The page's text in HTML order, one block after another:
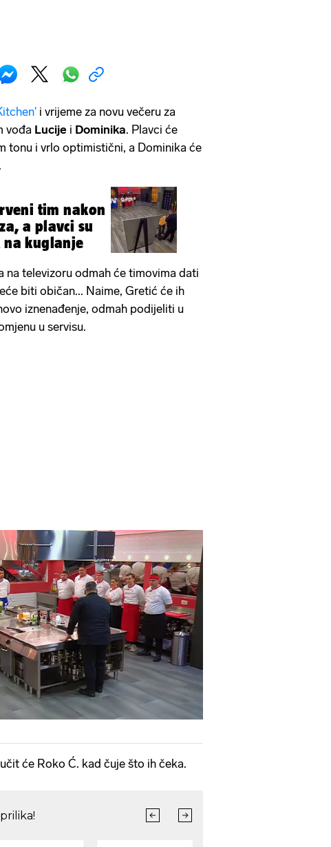
i vrijeme za novu večeru za
vođa Lucije i Dominika. Plavci će
tonu i vrlo optimistični, a Dominika će
.
tim nakon
a plavci su
kuglanje
na televizoru odmah će timovima dati
biti običan... Naime, Gretić će ih
iznenađenje, odmah podijeliti u
u servisu.
će Roko Ć. kad čuje što ih čeka.